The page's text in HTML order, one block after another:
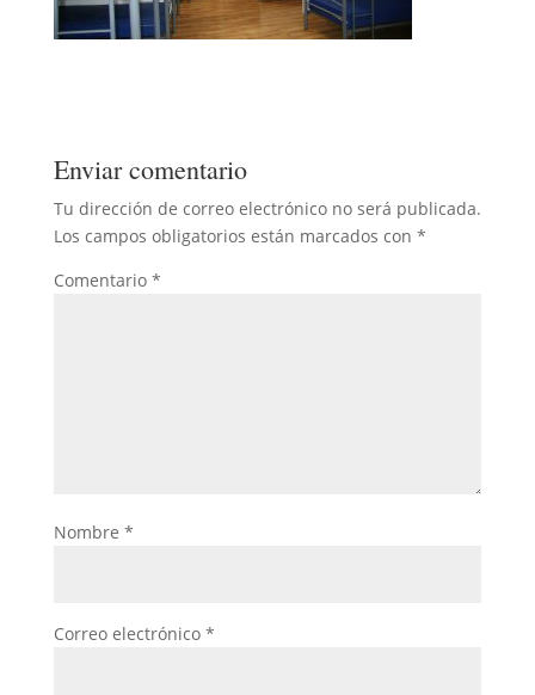
Enviar comentario
Tu dirección de correo electrónico no será publicada.
Los campos obligatorios están marcados con *
Comentario *
Nombre *
Correo electrónico *